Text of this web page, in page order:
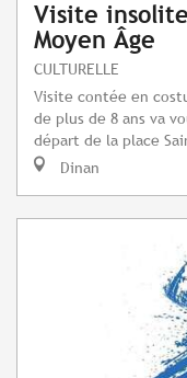
Visite
Moyen Âge
CULTURELLE
Visite contée en
de plus de 8 ans va
départ de la place
Dinan